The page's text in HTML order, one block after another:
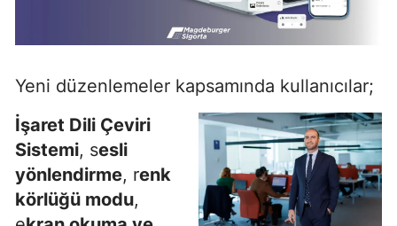
Yeni düzenlemeler kapsamında kullanıcılar;
İşaret Dili Çeviri
Sistemi, sesli
yönlendirme, renk
körlüğü modu,